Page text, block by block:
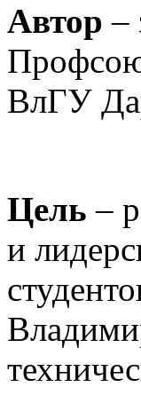
Автор–
ВлГУ
Цель –
и